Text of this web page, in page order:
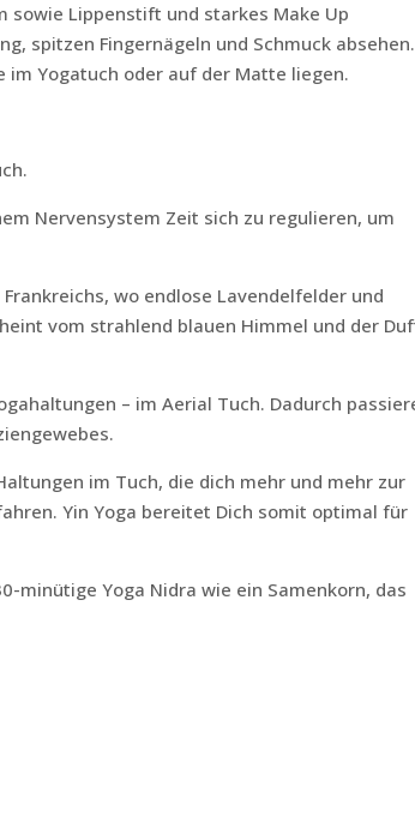
sowie Lippenstift und starkes Make Up
spitzen Fingernägeln und Schmuck absehen.
im Yogatuch oder auf der Matte liegen.
Nervensystem Zeit sich zu regulieren, um
wo endlose Lavendelfelder und
vom strahlend blauen Himmel und der
– im Aerial Tuch. Dadurch
im Tuch, die dich mehr und mehr zur
Yin Yoga bereitet Dich somit optimal für
minütige Yoga Nidra wie ein Samenkorn, das